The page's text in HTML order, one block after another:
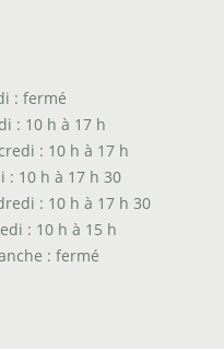
: fermé
: 10 h à 17 h
: 10 h à 17 h
: 10 h à 17 h 30
: 10 h à 17 h 30
: 10 h à 15 h
: fermé